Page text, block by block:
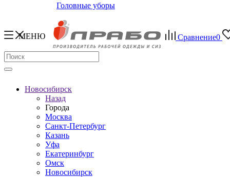
Головные уборы
МЕНЮ Сравнение0
Новосибирск
Назад
Города
Москва
Санкт-Петербург
Казань
Уфа
Екатеринбург
Омск
Новосибирск